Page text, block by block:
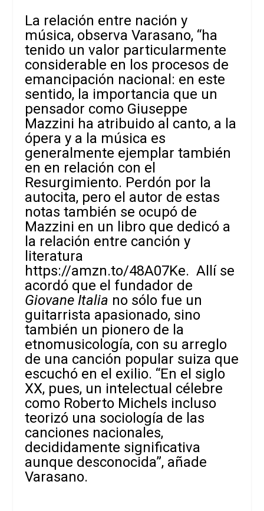
La relación entre nación y
música, observa Varasano, “ha
tenido un valor particularmente
considerable en los procesos de
emancipación nacional: en este
sentido, la importancia que un
pensador como Giuseppe
Mazzini ha atribuido al canto, a la
ópera y a la música es
generalmente ejemplar también
en en relación con el
Resurgimiento. Perdón por la
autocita, pero el autor de estas
notas también se ocupó de
Mazzini en un libro que dedicó a
la relación entre canción y
literatura
https://amzn.to/48A07Ke. Allí se
acordó que el fundador de
Giovane Italia no sólo fue un
guitarrista apasionado, sino
también un pionero de la
etnomusicología, con su arreglo
de una canción popular suiza que
escuchó en el exilio. “En el siglo
XX, pues, un intelectual célebre
como Roberto Michels incluso
teorizó una sociología de las
canciones nacionales,
decididamente significativa
aunque desconocida”, añade
Varasano.